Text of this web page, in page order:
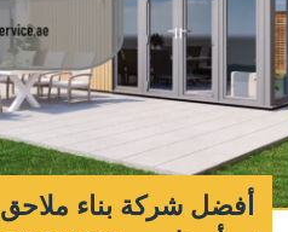
أفضل شركة بناء ملاحق